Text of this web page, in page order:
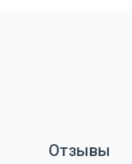
Отзывы